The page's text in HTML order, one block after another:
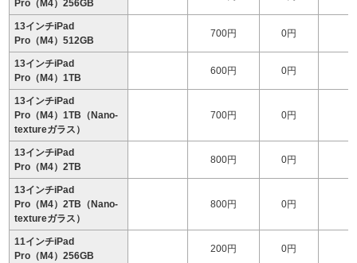
Pro（M4）256GB
13インチiPad
Pro（M4）512GB
700円 0円
13インチiPad
Pro（M4）1TB
600円 0円
13インチiPad
Pro（M4）1TB（Nano-
textureガラス）
700円 0円
13インチiPad
Pro（M4）2TB
800円 0円
13インチiPad
Pro（M4）2TB（Nano-
textureガラス）
800円 0円
11インチiPad
Pro（M4）256GB
200円 0円